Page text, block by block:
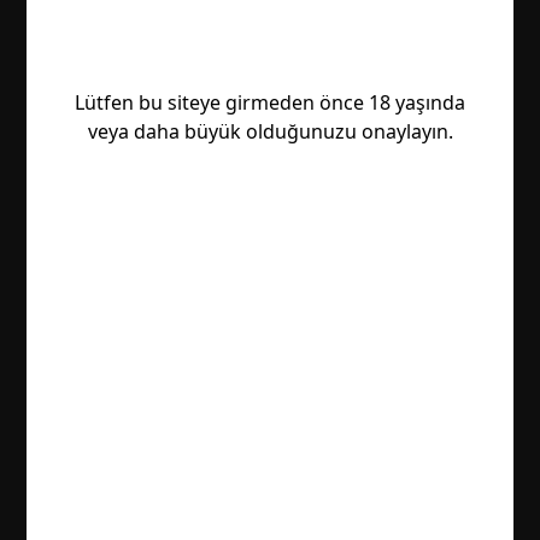
Lütfen bu siteye girmeden önce 18 yaşında
veya daha büyük olduğunuzu onaylayın.